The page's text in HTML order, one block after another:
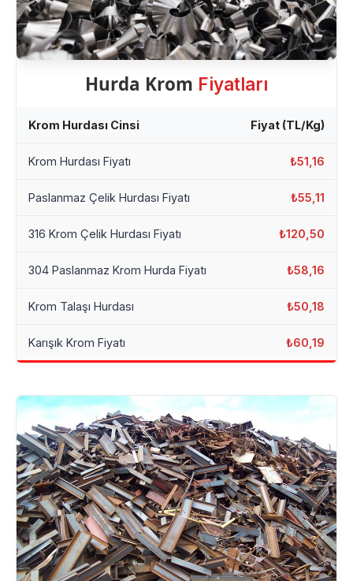
Hurda Krom Fiyatları
Krom Hurdası Cinsi Fiyat (TL/Kg)
Krom Hurdası Fiyatı ₺51,16
Paslanmaz Çelik Hurdası Fiyatı ₺55,11
316 Krom Çelik Hurdası Fiyatı ₺120,50
304 Paslanmaz Krom Hurda Fiyatı ₺58,16
Krom Talaşı Hurdası ₺50,18
Karışık Krom Fiyatı ₺60,19